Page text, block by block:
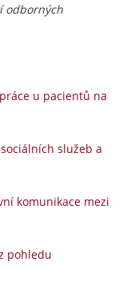
odborných
u pacientů na
služeb a
komunikace mezi
pohledu